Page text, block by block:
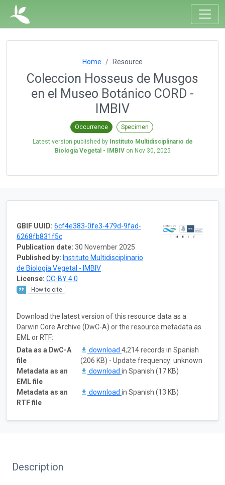
Home Resource
Coleccion Hosseus de Musgos
en el Museo Botánico CORD -
IMBIV
Occurrence Specimen
Latest version published by Instituto Multidisciplinario de
Biología Vegetal - IMBIVon Nov 30, 2025
GBIF UUID: 6cf4e383-0fe3-479d-9fad-
6268fb831f5c
Publication date: 30 November 2025
Published by: Instituto Multidisciplinario
de Biología Vegetal - IMBIV
License: CC-BY 4.0
How to cite
Download the latest version of this resource data as a
Darwin Core Archive (DwC-A) or the resource metadata as
EML or RTF:
Data as a DwC-A
file
download 4,214 records in Spanish
(206 KB) - Update frequency: unknown
Metadata as an
EML file
download in Spanish (17 KB)
Metadata as an
RTF file
download in Spanish (13 KB)
Description